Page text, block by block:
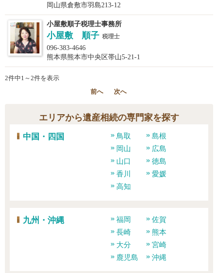
岡山県倉敷市羽島213-12
小屋敷順子税理士事務所
小屋敷 順子 税理士
096-383-4646
熊本県熊本市中央区帯山5-21-1
2件中1～2件を表示
前へ 次へ
エリアから遺産相続の専門家を探す
中国・四国 鳥取
島根
岡山
広島
山口
徳島
香川
愛媛
高知
九州・沖縄 福岡
佐賀
長崎
熊本
大分
宮崎
鹿児島
沖縄